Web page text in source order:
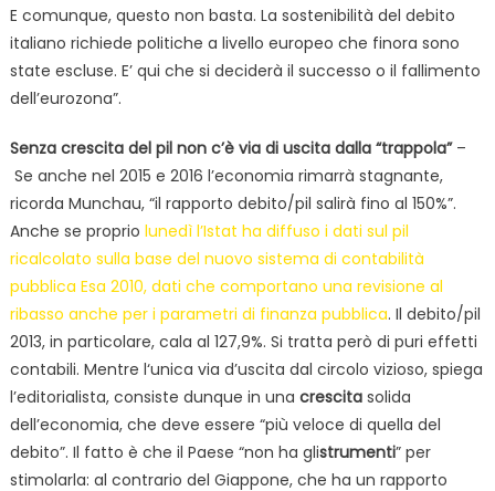
E comunque, questo non basta. La sostenibilità del debito
italiano richiede politiche a livello europeo che finora sono
state escluse. E’ qui che si deciderà il successo o il fallimento
dell’eurozona”.
Senza crescita del pil non c’è via di uscita dalla “trappola”–
Se anche nel 2015 e 2016 l’economia rimarrà stagnante,
ricorda Munchau, “il rapporto debito/pil salirà fino al 150%”.
Anche se proprio lunedì l’Istat ha diffuso i dati sul pil
ricalcolato sulla base del nuovo sistema di contabilità
pubblica Esa 2010, dati che comportano una revisione al
ribasso anche per i parametri di finanza pubblica. Il debito/pil
2013, in particolare, cala al 127,9%. Si tratta però di puri effetti
contabili. Mentre l‘unica via d’uscita dal circolo vizioso, spiega
l’editorialista, consiste dunque in una crescitasolida
dell’economia, che deve essere “più veloce di quella del
debito”. Il fatto è che il Paese “non ha glistrumenti” per
stimolarla: al contrario del Giappone, che ha un rapporto